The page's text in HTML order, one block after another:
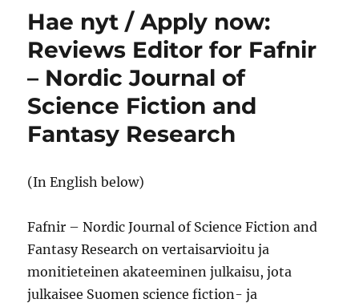
Hae nyt / Apply now:
Reviews Editor for Fafnir
– Nordic Journal of
Science Fiction and
Fantasy Research
(In English below)
Fafnir – Nordic Journal of Science Fiction and
Fantasy Research on vertaisarvioitu ja
monitieteinen akateeminen julkaisu, jota
julkaisee Suomen science fiction- ja